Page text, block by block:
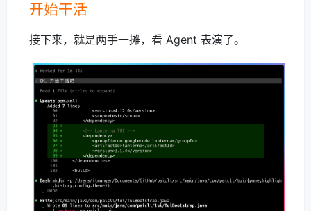
开始干活
接下来，就是两手一摊，看 Agent 表演了。